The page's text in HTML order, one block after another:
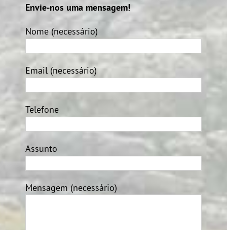
Envie-nos uma mensagem!
Nome (necessário)
Email (necessário)
Telefone
Assunto
Mensagem (necessário)